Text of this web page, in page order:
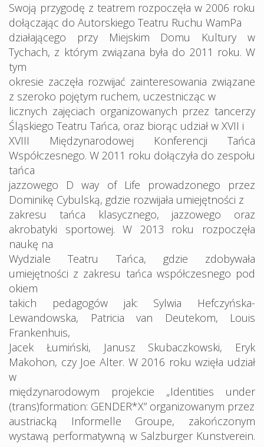
Swoją przygodę z teatrem rozpoczęła w 2006 roku
dołączając do Autorskiego Teatru Ruchu WamPa
działającego przy Miejskim Domu Kultury w
Tychach, z którym związana była do 2011 roku. W
tym
okresie zaczęła rozwijać zainteresowania związane
z szeroko pojętym ruchem, uczestnicząc w
licznych zajęciach organizowanych przez tancerzy
Śląskiego Teatru Tańca, oraz biorąc udział w XVII i
XVIII Międzynarodowej Konferencji Tańca
Współczesnego. W 2011 roku dołączyła do zespołu
tańca
jazzowego D way of Life prowadzonego przez
Dominikę Cybulską, gdzie rozwijała umiejętności z
zakresu tańca klasycznego, jazzowego oraz
akrobatyki sportowej. W 2013 roku rozpoczęła
naukę na
Wydziale Teatru Tańca, gdzie zdobywała
umiejętności z zakresu tańca współczesnego pod
okiem
takich pedagogów jak: Sylwia Hefczyńska-
Lewandowska, Patricia van Deutekom, Louis
Frankenhuis,
Jacek Łumiński, Janusz Skubaczkowski, Eryk
Makohon, czy Joe Alter. W 2016 roku wzięła udział
w
międzynarodowym projekcie „Identities under
(trans)formation: GENDER*X” organizowanym przez
austriacką Informelle Groupe, zakończonym
wystawą performatywną w Salzburger Kunstverein.